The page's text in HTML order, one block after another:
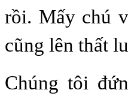
rồi. Mấy chú
cũng lên thất
Chúng tôi